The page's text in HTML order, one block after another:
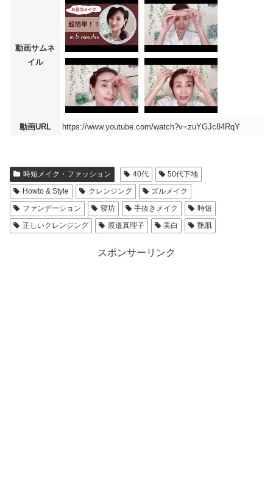
動画サムネ
イル
動画URL https://www.youtube.com/watch?v=zuYGJc84RqY
時短メイク・ファッション 40代
50代下地
Howto & Style
クレンジング
ズルメイク
ファンデーション
寝坊 手抜きメイク
時短
正しいクレンジング
渡邉真理子 美白 艶肌
スポンサーリンク